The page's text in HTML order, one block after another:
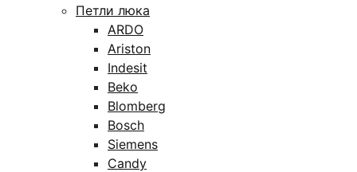
Петли люка
ARDO
Ariston
Indesit
Beko
Blomberg
Bosch
Siemens
Candy